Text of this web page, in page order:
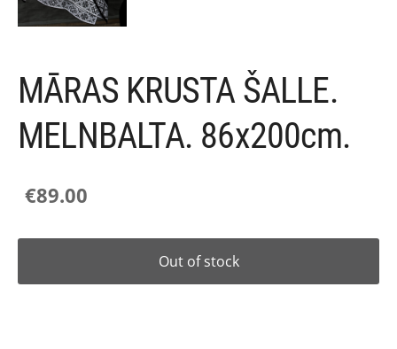
MĀRAS KRUSTA ŠALLE.
MELNBALTA. 86x200cm.
€89.00
Out of stock